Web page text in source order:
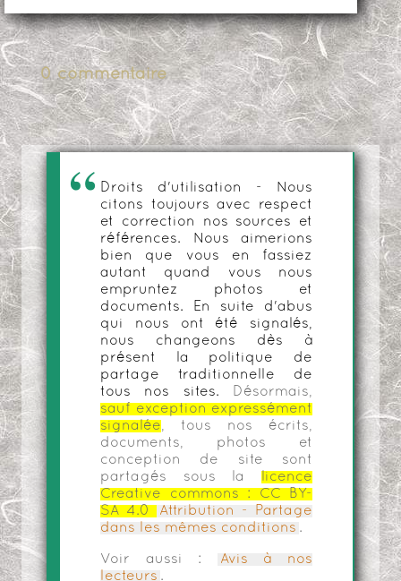
0 commentaire
Droits d'utilisation - Nous
citons toujours avec respect
et correction nos sources et
références. Nous aimerions
bien que vous en fassiez
autant quand vous nous
empruntez photos et
documents. En suite d'abus
qui nous ont été signalés,
nous changeons dès à
présent la politique de
partage traditionnelle de
tous nos sites.
Désormais,
sauf exception expressément
signalée, tous nos écrits,
documents, photos et
conception de site sont
partagés sous la
licence
Creative commons :
CC BY-
SA 4.0
Attribution - Partage
dans les mêmes conditions .
Voir aussi :
Avis à nos
lecteurs .